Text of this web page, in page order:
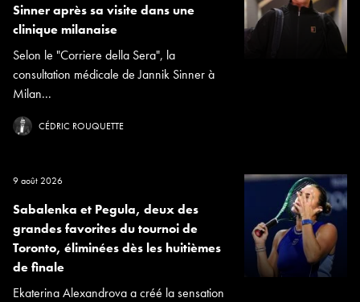
Sinner après sa visite dans une
clinique milanaise
Selon le "Corriere della Sera", la
consultation médicale de Jannik Sinner à
Milan...
CÉDRIC ROUQUETTE
9 août 2026
Sabalenka et Pegula, deux des
grandes favorites du tournoi de
Toronto, éliminées dès les huitièmes
de finale
Ekaterina Alexandrova a créé la sensation